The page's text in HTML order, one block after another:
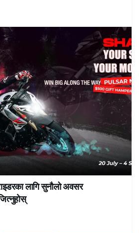
लागि सुनौलो अवसर